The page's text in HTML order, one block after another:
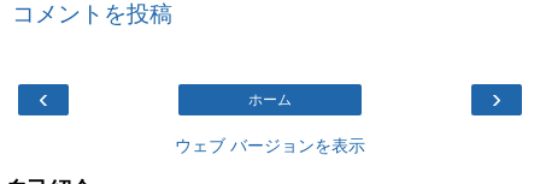
コメントを投稿
‹ ›
ホーム
ウェブ バージョンを表示